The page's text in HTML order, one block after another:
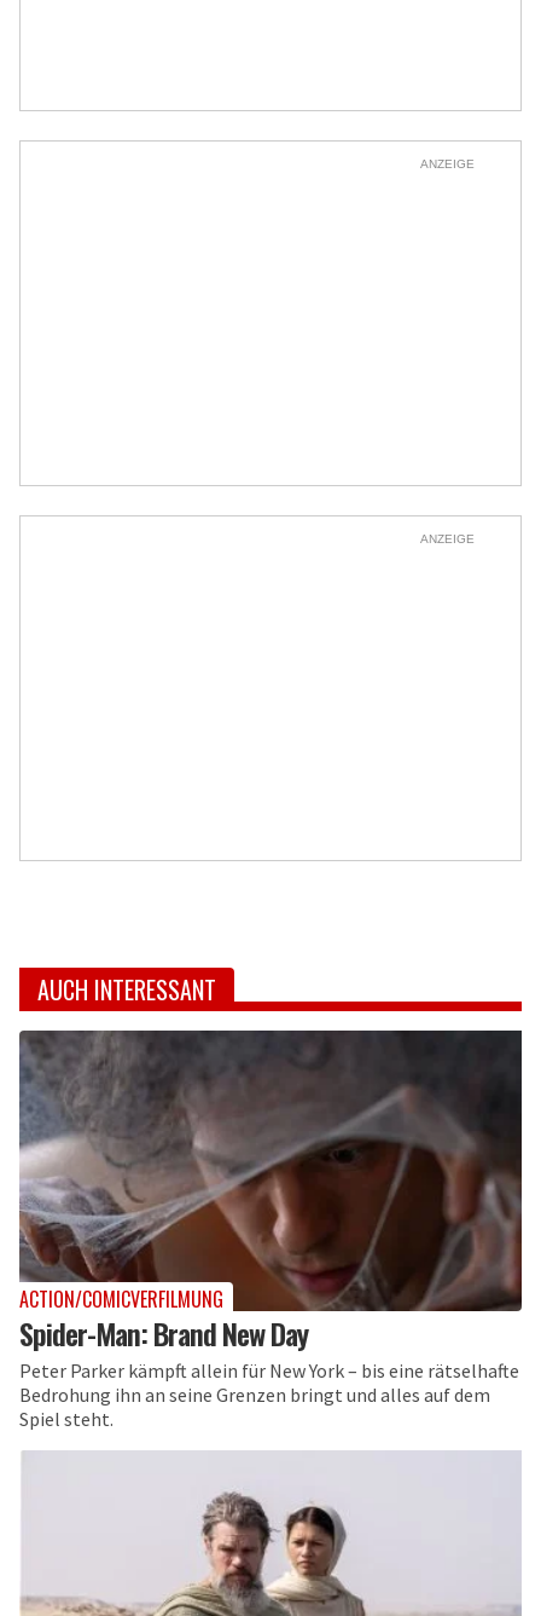
ANZEIGE
ANZEIGE
AUCH INTERESSANT
ACTION/COMICVERFILMUNG
Spider-Man: Brand New Day
Peter Parker kämpft allein für New York – bis eine rätselhafte
Bedrohung ihn an seine Grenzen bringt und alles auf dem
Spiel steht.